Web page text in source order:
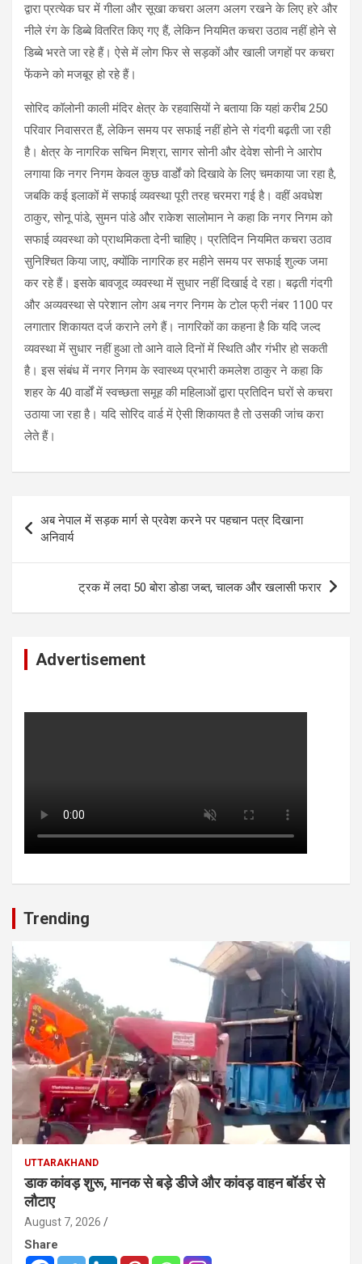
द्वारा प्रत्येक घर में गीला और सूखा कचरा अलग अलग रखने के लिए हरे और
नीले रंग के डिब्बे वितरित किए गए हैं, लेकिन नियमित कचरा उठाव नहीं होने से
डिब्बे भरते जा रहे हैं। ऐसे में लोग फिर से सड़कों और खाली जगहों पर कचरा
फेंकने को मजबूर हो रहे हैं।
सोरिद कॉलोनी काली मंदिर क्षेत्र के रहवासियों ने बताया कि यहां करीब 250
परिवार निवासरत हैं, लेकिन समय पर सफाई नहीं होने से गंदगी बढ़ती जा रही
है। क्षेत्र के नागरिक सचिन मिश्रा, सागर सोनी और देवेश सोनी ने आरोप
लगाया कि नगर निगम केवल कुछ वार्डों को दिखावे के लिए चमकाया जा रहा है,
जबकि कई इलाकों में सफाई व्यवस्था पूरी तरह चरमरा गई है। वहीं अवधेश
ठाकुर, सोनू पांडे, सुमन पांडे और राकेश सालोमान ने कहा कि नगर निगम को
सफाई व्यवस्था को प्राथमिकता देनी चाहिए। प्रतिदिन नियमित कचरा उठाव
सुनिश्चित किया जाए, क्योंकि नागरिक हर महीने समय पर सफाई शुल्क जमा
कर रहे हैं। इसके बावजूद व्यवस्था में सुधार नहीं दिखाई दे रहा। बढ़ती गंदगी
और अव्यवस्था से परेशान लोग अब नगर निगम के टोल फ्री नंबर 1100 पर
लगातार शिकायत दर्ज कराने लगे हैं। नागरिकों का कहना है कि यदि जल्द
व्यवस्था में सुधार नहीं हुआ तो आने वाले दिनों में स्थिति और गंभीर हो सकती
है। इस संबंध में नगर निगम के स्वास्थ्य प्रभारी कमलेश ठाकुर ने कहा कि
शहर के 40 वार्डों में स्वच्छता समूह की महिलाओं द्वारा प्रतिदिन घरों से कचरा
उठाया जा रहा है। यदि सोरिद वार्ड में ऐसी शिकायत है तो उसकी जांच करा
लेते हैं।
navigation
अब नेपाल में सड़क मार्ग से प्रवेश करने पर पहचान पत्र दिखाना
अनिवार्य
ट्रक में लदा 50 बोरा डोडा जब्त, चालक और खलासी फरार
Advertisement
Trending
UTTARAKHAND
डाक कांवड़ शुरू, मानक से बड़े डीजे और कांवड़ वाहन बॉर्डर से
लौटाए
August 7, 2026
Share